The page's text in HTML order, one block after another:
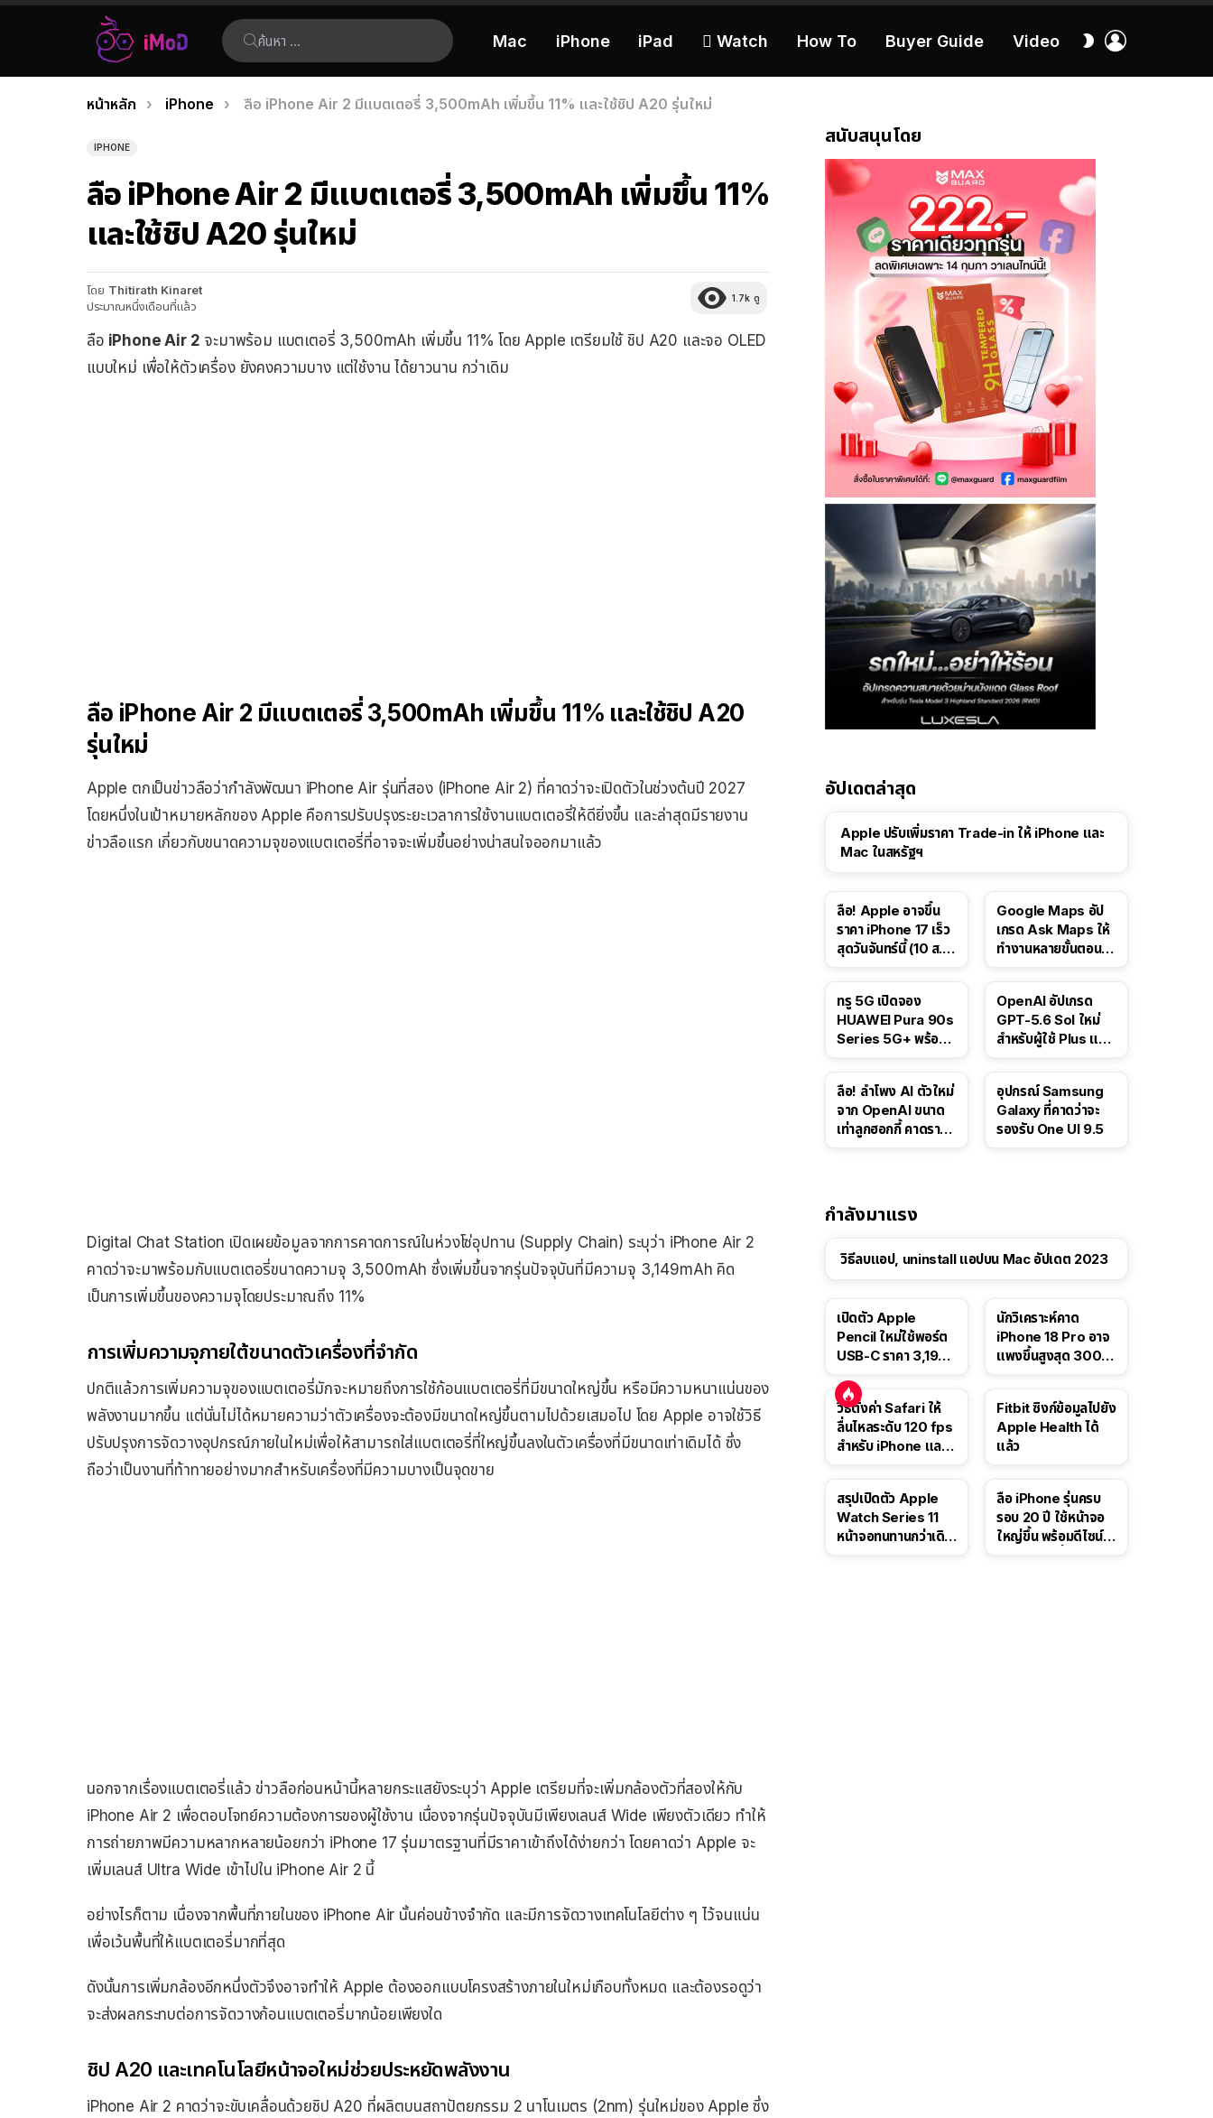
ค้นหา:
Mac iPhone iPad  Watch How To Buyer Guide Video
สลับ
เรื่อง
ล่าสุด
คุณอยู่ที่นี่:
หน้าหลัก iPhone ลือ iPhone Air 2 มีแบตเตอรี่ 3,500mAh เพิ่มขึ้น 11% และใช้ชิป A20 รุ่นใหม่
IPHONE
ลือ iPhone Air 2 มีแบตเตอรี่ 3,500mAh เพิ่มขึ้น 11%
และใช้ชิป A20 รุ่นใหม่
โดย Thitirath Kinaret
ประมาณหนึ่งเดือนที่แล้ว
1.7k ดู
ลือ iPhone Air 2 จะมาพร้อม แบตเตอรี่ 3,500mAh เพิ่มขึ้น 11% โดย Apple เตรียมใช้ ชิป A20 และจอ OLED
แบบใหม่ เพื่อให้ตัวเครื่อง ยังคงความบาง แต่ใช้งาน ได้ยาวนาน กว่าเดิม
ลือ iPhone Air 2 มีแบตเตอรี่ 3,500mAh เพิ่มขึ้น 11% และใช้ชิป A20
รุ่นใหม่
Apple ตกเป็นข่าวลือว่ากำลังพัฒนา iPhone Air รุ่นที่สอง (iPhone Air 2) ที่คาดว่าจะเปิดตัวในช่วงต้นปี 2027
โดยหนึ่งในเป้าหมายหลักของ Apple คือการปรับปรุงระยะเวลาการใช้งานแบตเตอรี่ให้ดียิ่งขึ้น และล่าสุดมีรายงาน
ข่าวลือแรก เกี่ยวกับขนาดความจุของแบตเตอรี่ที่อาจจะเพิ่มขึ้นอย่างน่าสนใจออกมาแล้ว
Digital Chat Station เปิดเผยข้อมูลจากการคาดการณ์ในห่วงโซ่อุปทาน (Supply Chain) ระบุว่า iPhone Air 2
คาดว่าจะมาพร้อมกับแบตเตอรี่ขนาดความจุ 3,500mAh ซึ่งเพิ่มขึ้นจากรุ่นปัจจุบันที่มีความจุ 3,149mAh คิด
เป็นการเพิ่มขึ้นของความจุโดยประมาณถึง 11%
การเพิ่มความจุภายใต้ขนาดตัวเครื่องที่จำกัด
ปกติแล้วการเพิ่มความจุของแบตเตอรี่มักจะหมายถึงการใช้ก้อนแบตเตอรี่ที่มีขนาดใหญ่ขึ้น หรือมีความหนาแน่นของ
พลังงานมากขึ้น แต่นั่นไม่ได้หมายความว่าตัวเครื่องจะต้องมีขนาดใหญ่ขึ้นตามไปด้วยเสมอไป โดย Apple อาจใช้วิธี
ปรับปรุงการจัดวางอุปกรณ์ภายในใหม่เพื่อให้สามารถใส่แบตเตอรี่ที่ใหญ่ขึ้นลงในตัวเครื่องที่มีขนาดเท่าเดิมได้ ซึ่ง
ถือว่าเป็นงานที่ท้าทายอย่างมากสำหรับเครื่องที่มีความบางเป็นจุดขาย
นอกจากเรื่องแบตเตอรี่แล้ว ข่าวลือก่อนหน้านี้หลายกระแสยังระบุว่า Apple เตรียมที่จะเพิ่มกล้องตัวที่สองให้กับ
iPhone Air 2 เพื่อตอบโจทย์ความต้องการของผู้ใช้งาน เนื่องจากรุ่นปัจจุบันมีเพียงเลนส์ Wide เพียงตัวเดียว ทำให้
การถ่ายภาพมีความหลากหลายน้อยกว่า iPhone 17 รุ่นมาตรฐานที่มีราคาเข้าถึงได้ง่ายกว่า โดยคาดว่า Apple จะ
เพิ่มเลนส์ Ultra Wide เข้าไปใน iPhone Air 2 นี้
อย่างไรก็ตาม เนื่องจากพื้นที่ภายในของ iPhone Air นั้นค่อนข้างจำกัด และมีการจัดวางเทคโนโลยีต่าง ๆ ไว้จนแน่น
เพื่อเว้นพื้นที่ให้แบตเตอรี่มากที่สุด
ดังนั้นการเพิ่มกล้องอีกหนึ่งตัวจึงอาจทำให้ Apple ต้องออกแบบโครงสร้างภายในใหม่เกือบทั้งหมด และต้องรอดูว่า
จะส่งผลกระทบต่อการจัดวางก้อนแบตเตอรี่มากน้อยเพียงใด
ชิป A20 และเทคโนโลยีหน้าจอใหม่ช่วยประหยัดพลังงาน
iPhone Air 2 คาดว่าจะขับเคลื่อนด้วยชิป A20 ที่ผลิตบนสถาปัตยกรรม 2 นาโนเมตร (2nm) รุ่นใหม่ของ Apple ซึ่ง
สนับสนุนโดย
อัปเดตล่าสุด
Apple ปรับเพิ่มราคา Trade-in ให้ iPhone และ
Mac ในสหรัฐฯ
ลือ! Apple อาจขึ้น
ราคา iPhone 17 เร็ว
สุดวันจันทร์นี้ (10 ส.ค.
Google Maps อัป
เกรด Ask Maps ให้
ทำงานหลายขั้นตอนได้
สาธารณะ
ทรู 5G เปิดจอง
HUAWEI Pura 90s
Series 5G+ พร้อม
OpenAI อัปเกรด
GPT-5.6 Sol ใหม่
สำหรับผู้ใช้ Plus และ
ลือ! ลำโพง AI ตัวใหม่
จาก OpenAI ขนาด
เท่าลูกฮอกกี้ คาดราคา
อุปกรณ์ Samsung
Galaxy ที่คาดว่าจะ
รองรับ One UI 9.5
กำลังมาแรง
วิธีลบแอป, uninstall แอปบน Mac อัปเดต 2023
เปิดตัว Apple
Pencil ใหม่ใช้พอร์ต
USB-C ราคา 3,190
นี้
นักวิเคราะห์คาด
iPhone 18 Pro อาจ
แพงขึ้นสูงสุด 300
วิธีตั้งค่า Safari ให้
ลื่นไหลระดับ 120 fps
สำหรับ iPhone และ
Fitbit ซิงก์ข้อมูลไปยัง
Apple Health ได้
แล้ว
สรุปเปิดตัว Apple
Watch Series 11
หน้าจอทนทานกว่าเดิม
ลือ iPhone รุ่นครบ
รอบ 20 ปี ใช้หน้าจอ
ใหญ่ขึ้น พร้อมดีไซน์ไร้